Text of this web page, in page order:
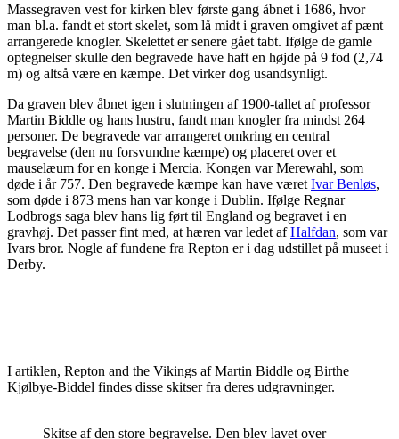
Massegraven vest for kirken blev første gang åbnet i 1686, hvor
man bl.a. fandt et stort skelet, som lå midt i graven omgivet af pænt
arrangerede knogler. Skelettet er senere gået tabt. Ifølge de gamle
optegnelser skulle den begravede have haft en højde på 9 fod (2,74
m) og altså være en kæmpe. Det virker dog usandsynligt.
Da graven blev åbnet igen i slutningen af 1900-tallet af professor
Martin Biddle og hans hustru, fandt man knogler fra mindst 264
personer. De begravede var arrangeret omkring en central
begravelse (den nu forsvundne kæmpe) og placeret over et
mauselæum for en konge i Mercia. Kongen var Merewahl, som
døde i år 757. Den begravede kæmpe kan have været Ivar Benløs,
som døde i 873 mens han var konge i Dublin. Ifølge Regnar
Lodbrogs saga blev hans lig ført til England og begravet i en
gravhøj. Det passer fint med, at hæren var ledet afHalfdan, som var
Ivars bror. Nogle af fundene fra Repton er i dag udstillet på museet i
Derby.
I artiklen, Repton and the Vikings af Martin Biddle og Birthe
Kjølbye-Biddel findes disse skitser fra deres udgravninger.
Skitse af den store begravelse. Den blev lavet over